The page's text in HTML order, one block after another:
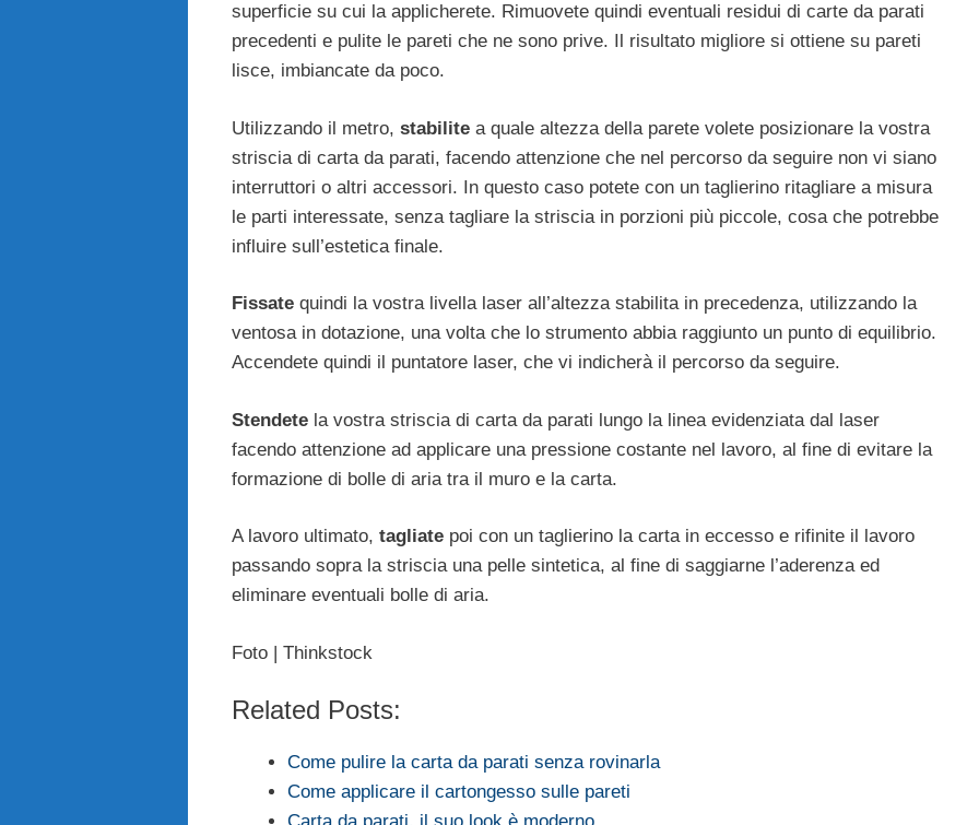
superficie su cui la applicherete. Rimuovete quindi eventuali residui di carte da parati
precedenti e pulite le pareti che ne sono prive. Il risultato migliore si ottiene su pareti
lisce, imbiancate da poco.
Utilizzando il metro, stabilite a quale altezza della parete volete posizionare la vostra
striscia di carta da parati, facendo attenzione che nel percorso da seguire non vi siano
interruttori o altri accessori. In questo caso potete con un taglierino ritagliare a misura
le parti interessate, senza tagliare la striscia in porzioni più piccole, cosa che potrebbe
influire sull’estetica finale.
Fissate quindi la vostra livella laser all’altezza stabilita in precedenza, utilizzando la
ventosa in dotazione, una volta che lo strumento abbia raggiunto un punto di equilibrio.
Accendete quindi il puntatore laser, che vi indicherà il percorso da seguire.
Stendete la vostra striscia di carta da parati lungo la linea evidenziata dal laser
facendo attenzione ad applicare una pressione costante nel lavoro, al fine di evitare la
formazione di bolle di aria tra il muro e la carta.
A lavoro ultimato, tagliate poi con un taglierino la carta in eccesso e rifinite il lavoro
passando sopra la striscia una pelle sintetica, al fine di saggiarne l’aderenza ed
eliminare eventuali bolle di aria.
Foto | Thinkstock
Related Posts:
Come pulire la carta da parati senza rovinarla
Come applicare il cartongesso sulle pareti